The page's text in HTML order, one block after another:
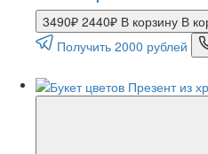
3490₽ 2440₽ В корзину В
Получить 2000 рублей